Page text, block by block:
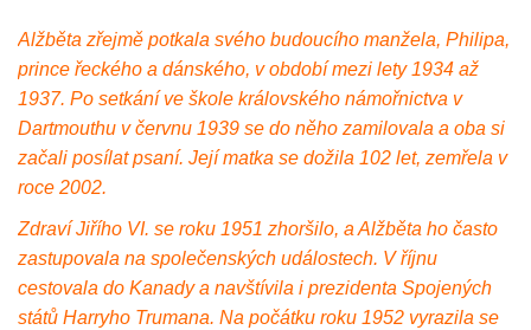
Alžběta zřejmě potkala svého budoucího manžela, Philipa,
prince řeckého a dánského, v období mezi lety 1934 až
1937. Po setkání ve škole královského námořnictva v
Dartmouthu v červnu 1939 se do něho zamilovala a oba si
začali posílat psaní. Její matka se dožila 102 let, zemřela v
roce 2002.
Zdraví Jiřího VI. se roku 1951 zhoršilo, a Alžběta ho často
zastupovala na společenských událostech. V říjnu
cestovala do Kanady a navštívila i prezidenta Spojených
států Harryho Trumana. Na počátku roku 1952 vyrazila se